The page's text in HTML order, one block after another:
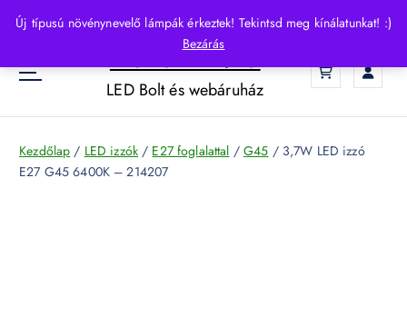
Új típusú növénynevelő lámpák érkeztek! Tekintsd meg kínálatunkat! :)
Bezárás
p
o
HelloLED.hu
LED Bolt és webáruház
Kezdőlap / LED izzók/ E27 foglalattal / G45 / 3,7W LED izzó
E27 G45 6400K – 214207